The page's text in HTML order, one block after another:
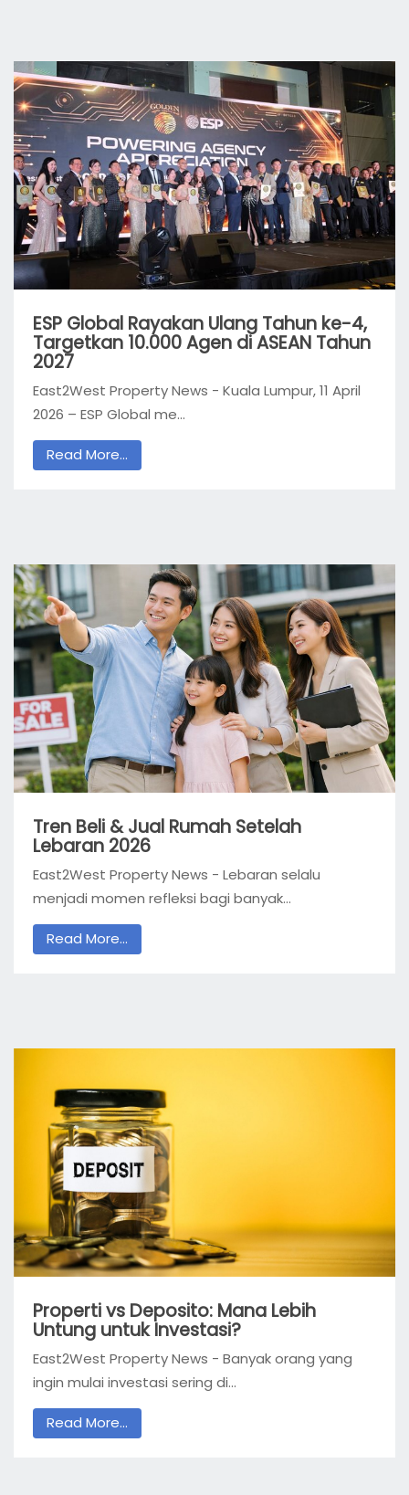
ESP Global Rayakan Ulang Tahun ke-4,
Targetkan 10.000 Agen di ASEAN Tahun
2027
East2West Property News - Kuala Lumpur, 11 April
2026 – ESP Global me...
Read More...
Tren Beli & Jual Rumah Setelah
Lebaran 2026
East2West Property News - Lebaran selalu
menjadi momen refleksi bagi banyak...
Read More...
Properti vs Deposito: Mana Lebih
Untung untuk Investasi?
East2West Property News - Banyak orang yang
ingin mulai investasi sering di...
Read More...